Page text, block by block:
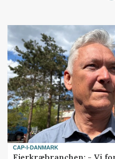
CAP-I-DANMARK
Fjerkræbranchen: - Vi